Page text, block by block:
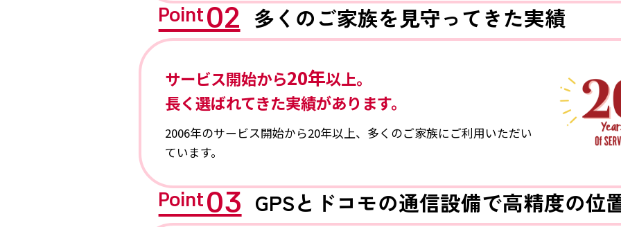
Point02 多くのご家族を見守ってきた実績
サービス開始から20年以上。
長く選ばれてきた実績があります。
2006年のサービス開始から20年以上、多くのご家族にご利用いただい
ています。
Point03 GPSとドコモの通信設備で高精度の位